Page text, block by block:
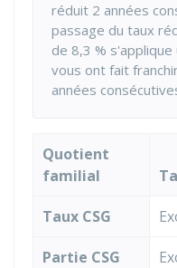
réduit 2 années
passage du taux
de 8,3 %
vous ont fait
années
Quotient
familial
Taux CSG
Partie CSG